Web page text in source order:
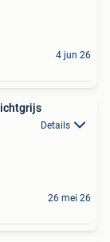
4 jun 26
Details
26 mei 26